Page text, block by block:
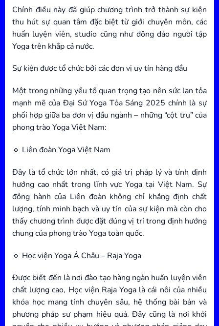
Chính điều này đã giúp chương trình trở thành sự kiện
thu hút sự quan tâm đặc biệt từ giới chuyên môn, các
huấn luyện viên, studio cũng như đông đảo người tập
Yoga trên khắp cả nước.
Sự kiện được tổ chức bởi các đơn vị uy tín hàng đầu
Một trong những yếu tố quan trọng tạo nên sức lan tỏa
mạnh mẽ của Đại Sứ Yoga Tỏa Sáng 2025 chính là sự
phối hợp giữa ba đơn vị đầu ngành – những “cột trụ” của
phong trào Yoga Việt Nam:
🔹 Liên đoàn Yoga Việt Nam
Đây là tổ chức lớn nhất, có giá trị pháp lý và tính định
hướng cao nhất trong lĩnh vực Yoga tại Việt Nam. Sự
đồng hành của Liên đoàn không chỉ khẳng định chất
lượng, tính minh bạch và uy tín của sự kiện mà còn cho
thấy chương trình được đặt đúng vị trí trong định hướng
chung của phong trào Yoga toàn quốc.
🔹 Học viện Yoga Á Châu – Raja Yoga
Được biết đến là nơi đào tạo hàng ngàn huấn luyện viên
chất lượng cao, Học viện Raja Yoga là cái nôi của nhiều
khóa học mang tính chuyên sâu, hệ thống bài bản và
phương pháp sư phạm hiệu quả. Đây cũng là nơi khởi